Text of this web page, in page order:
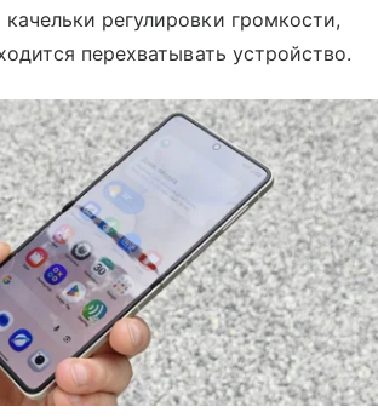
регулировки громкости,
перехватывать устройство.